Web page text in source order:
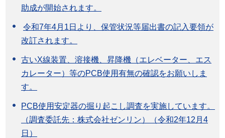
助成が開始されます。
令和7年4月1日より、保管状況等届出書の記入要領が
改訂されます。
古いX線装置、溶接機、昇降機（エレベーター、エス
カレーター）等のPCB使用有無の確認をお願いしま
す。
PCB使用安定器の掘り起こし調査を実施しています。
（調査委託先：株式会社ゼンリン）（令和2年12月4
日）